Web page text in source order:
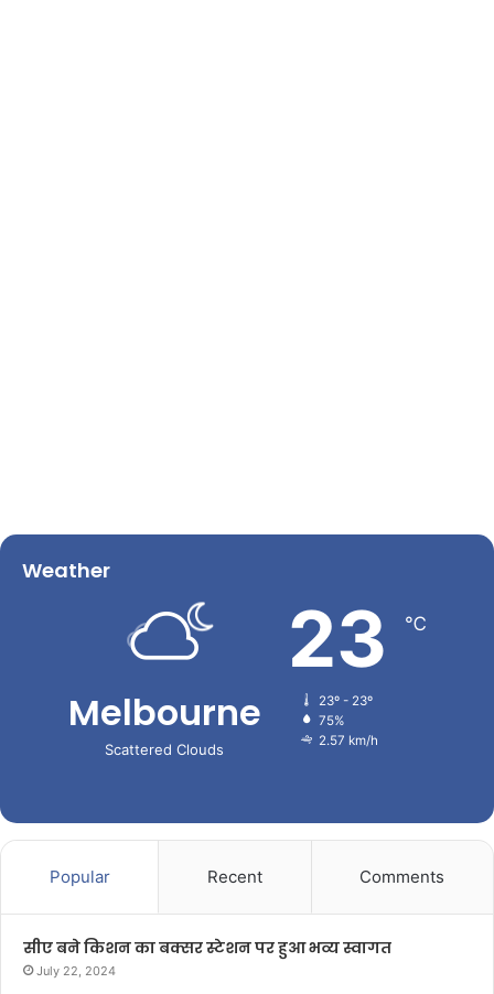
Weather
Melbourne
Scattered Clouds
23 ℃
23º - 23º
75%
2.57 km/h
Popular Recent Comments
सीए बने किशन का बक्सर स्टेशन पर हुआ भव्य स्वागत
July 22, 2024